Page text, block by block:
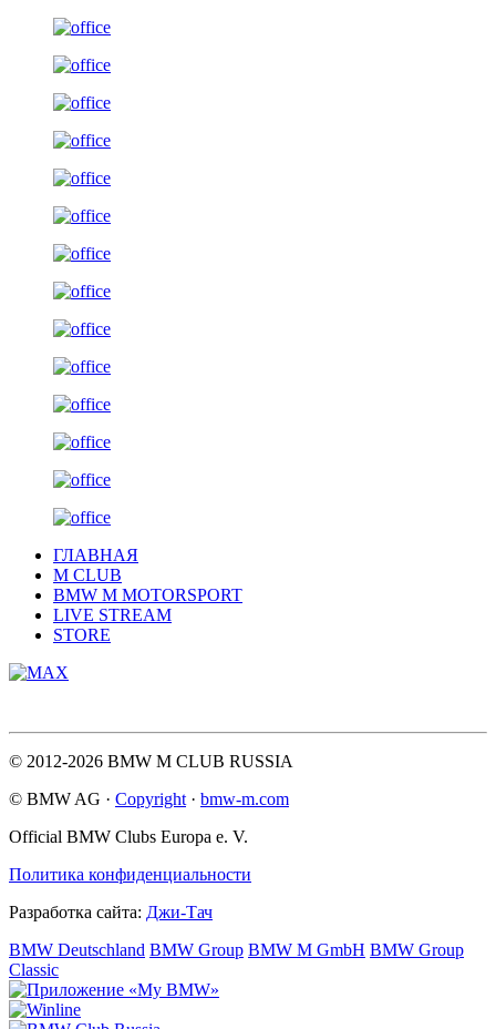
ГЛАВНАЯ
M CLUB
BMW M MOTORSPORT
LIVE STREAM
STORE
© 2012-2026 BMW M CLUB RUSSIA
© BMW AG · Copyright · bmw-m.com
Official BMW Clubs Europa e. V.
Политика конфиденциальности
Разработка сайта: Джи-Тач
BMW Deutschland BMW Group BMW M GmbH BMW Group
Classic